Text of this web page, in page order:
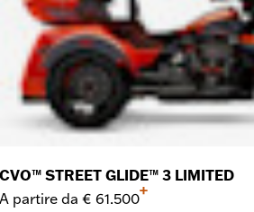
CVO™ STREET GLIDE™ 3 LIMITED
A partire da € 61.500
+